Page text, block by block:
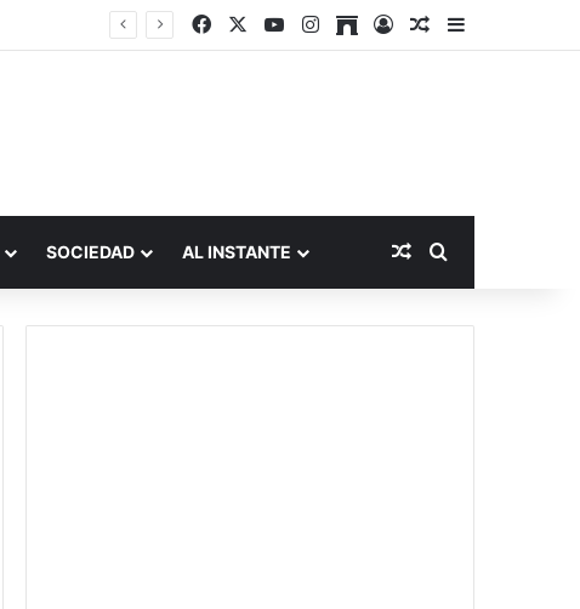
FacebookYouTubeInstagram
ArchiveAccesoPublicación al
Barra lateral
SOCIEDAD AL INSTANTE Publicación al
Buscar por